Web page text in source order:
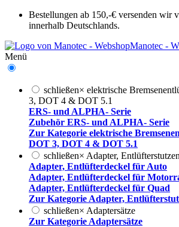
Bestellungen ab 150,-€ versenden wir
innerhalb Deutschlands.
Manotec -
Menü
schließen× elektrische
3, DOT 4 & DOT 5.1
ERS- und ALPHA- Serie
Zubehör ERS- und ALPHA- Serie
Zur Kategorie elektrische
DOT 3, DOT 4 & DOT 5.1
schließen× Adapter, Entlüfterstutzen
Adapter, Entlüfterdeckel für Auto
Adapter, Entlüfterdeckel für
Adapter, Entlüfterdeckel für Quad
Zur Kategorie Adapter,
schließen× Adaptersätze
Zur Kategorie Adaptersätze